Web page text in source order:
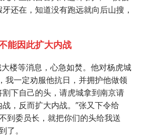
还在，知道没有跑远就向后山搜，
能因此扩大内战
楼等消息，心急如焚。他对杨虎城
我一定劝服他抗日，并拥护他做领
下自己的头，请虎城拿到南京请
，反而扩大内战。”张又下令给
到委员长，就把你们的头给我送
了。